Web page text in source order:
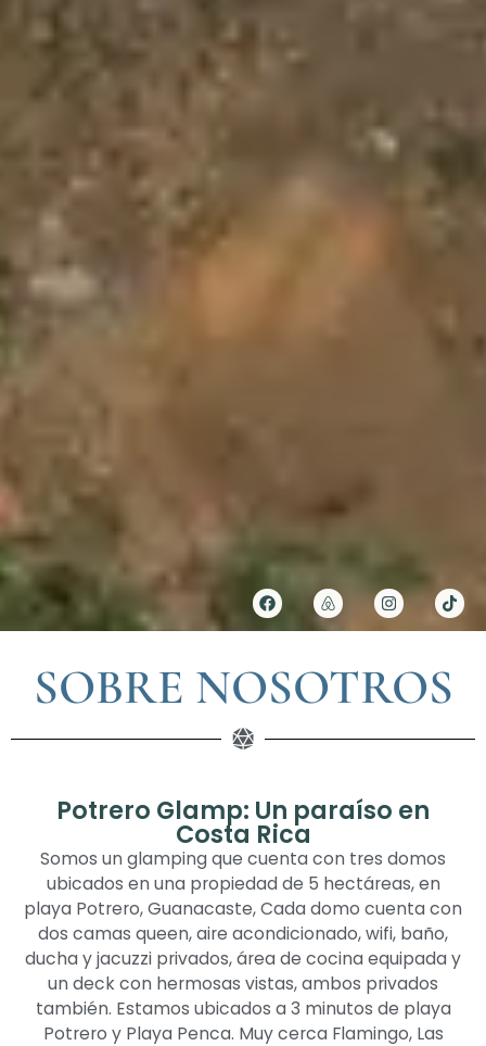
SOBRE NOSOTROS
Potrero Glamp: Un paraíso en
Costa Rica
Somos un glamping que cuenta con tres domos
ubicados en una propiedad de 5 hectáreas, en
playa Potrero, Guanacaste, Cada domo cuenta con
dos camas queen, aire acondicionado, wifi, baño,
ducha y jacuzzi privados, área de cocina equipada y
un deck con hermosas vistas, ambos privados
también. Estamos ubicados a 3 minutos de playa
Potrero y Playa Penca. Muy cerca Flamingo, Las